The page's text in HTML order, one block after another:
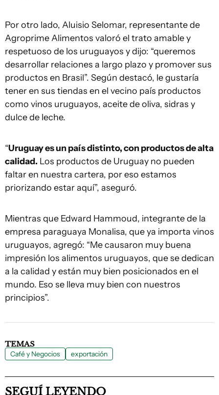
Por otro lado, Aluisio Selomar, representante de
Agroprime Alimentos valoró el trato amable y
respetuoso de los uruguayos y dijo: “queremos
desarrollar relaciones a largo plazo y promover sus
productos en Brasil”. Según destacó, le gustaría
tener en sus tiendas en el vecino país productos
como vinos uruguayos, aceite de oliva, sidras y
dulce de leche.
“Uruguay es un país distinto, con productos de alta
calidad. Los productos de Uruguay no pueden
faltar en nuestra cartera, por eso estamos
priorizando estar aquí”, aseguró.
Mientras que Edward Hammoud, integrante de la
empresa paraguaya Monalisa, que ya importa vinos
uruguayos, agregó: “Me causaron muy buena
impresión los alimentos uruguayos, que se dedican
a la calidad y están muy bien posicionados en el
mundo. Eso se lleva muy bien con nuestros
principios”.
TEMAS
Café y Negocios exportación
SEGUÍ LEYENDO